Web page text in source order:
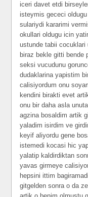
iceri davet etdi
isteymis gececi
sulariydi kararimi
okullari oldugu icin
ustunde tabii
biraz bekle gitti bende
seksi vucudunu
dudaklarina yapistim
calisiyordum onu
kendini birakti evet
onu bir daha asla
agzina bosaldim artik
yaladim isirdim ve
keyif aliyordu gene
istemedi kocasi hic
yalatip kaldirdiktan
yavas girmeye
hepsini ittim
gitgelden sonra o da